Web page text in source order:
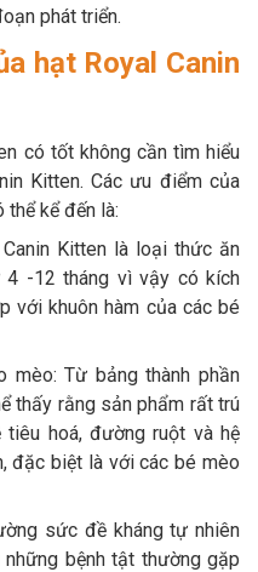
phát triển.
hạt Royal Canin
có tốt không cần tìm hiểu
Kitten. Các ưu điểm của
kể đến là:
Kitten là loại thức ăn
-12 tháng vì vậy có kích
với khuôn hàm của các bé
mèo: Từ bảng thành phần
thấy rằng sản phẩm rất trú
tiêu hoá, đường ruột và hệ
đặc biệt là với các bé mèo
sức đề kháng tự nhiên
bệnh tật thường gặp